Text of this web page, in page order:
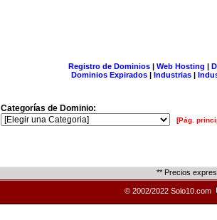
Registro de Dominios| Web Hosting |
Dominios Expirados | Industrias |
Categorías de Dominio:
[Pág.
** Precios
© 2002/2022 Solo10.com